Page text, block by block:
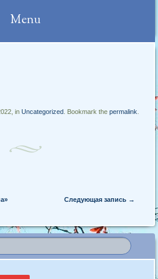
Menu
inUncategorized. Bookmark thepermalink.
Следующая запись →